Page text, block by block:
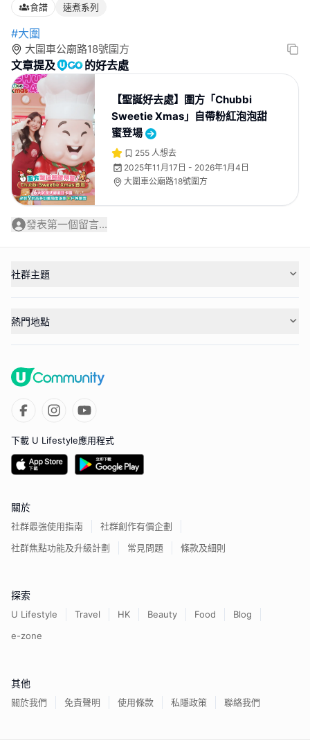
食譜 速煮系列
#大圍
大圍車公廟路18號圍方
文章提及 的好去處
【聖誕好去處】圍方「Chubbi
Sweetie Xmas」自帶粉紅泡泡甜
蜜登場
255 人想去
2025年11月17日 - 2026年1月4日
大圍車公廟路18號圍方
發表第一個留言...
社群主題
熱門地點
下載 U Lifestyle應用程式
關於
社群最強使用指南
社群創作有價企劃
社群焦點功能及升級計劃
常見問題 條款及細則
探索
U Lifestyle Travel HK Beauty Food
Blog
e-zone
其他
關於我們 免責聲明 使用條款 私隱政策 聯絡我們